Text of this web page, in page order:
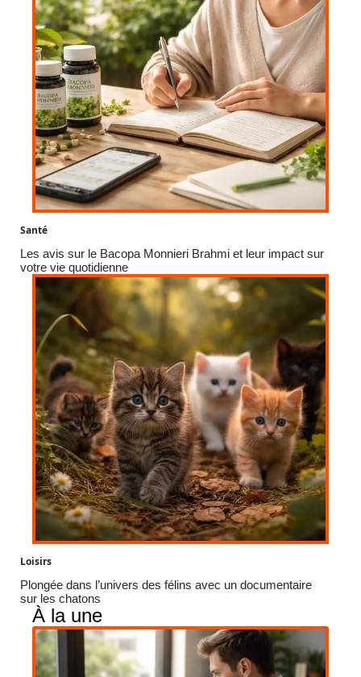
Santé
Les avis sur le Bacopa Monnieri Brahmi et leur impact sur
votre vie quotidienne
Loisirs
Plongée dans l’univers des félins avec un documentaire
sur les chatons
À la une